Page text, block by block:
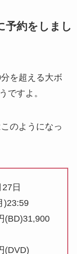
予約をしまし
を超える大ボ
ですよ。
のようになっ
日
)23:59
(BD)31,900
(DVD)